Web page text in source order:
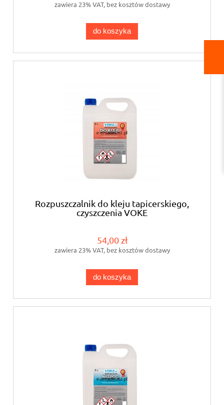
zawiera 23% VAT, bez kosztów dostawy
do koszyka
Rozpuszczalnik do kleju tapicerskiego,
czyszczenia VOKE
54,00 zł
zawiera 23% VAT, bez kosztów dostawy
do koszyka